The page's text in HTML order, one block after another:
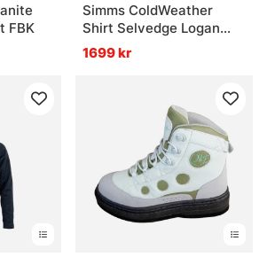
FBK
Simms ColdWeather
Shirt Selvedge Logan
Plaid
1699 kr